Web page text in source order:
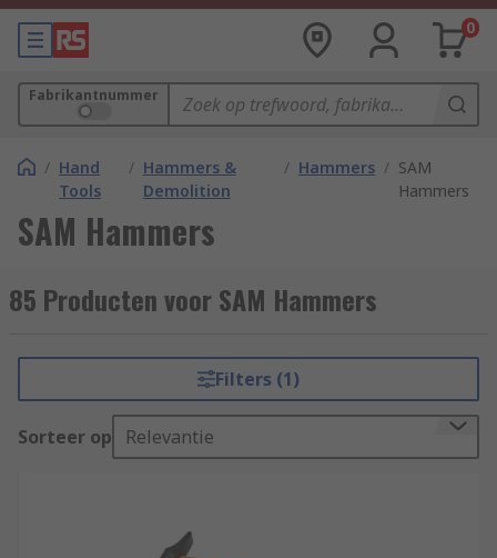
0
Fabrikantnummer
/ Hand
Tools
/ Hammers &
Demolition
/ Hammers / SAM
Hammers
SAM Hammers
85 Producten voor SAM Hammers
Filters (1)
Sorteer op Relevantie